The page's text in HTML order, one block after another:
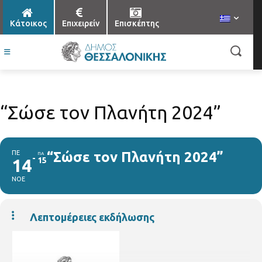
Κάτοικος Επιχειρείν Επισκέπτης
“Σώσε τον Πλανήτη 2024”
ΠΕ
14
ΝΟΕ
ΠΑ
15“Σώσε τον Πλανήτη 2024”
Λεπτομέρειες εκδήλωσης